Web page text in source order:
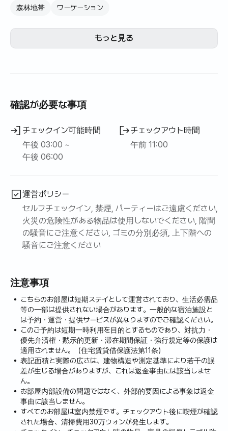
が素敵に見えます。
で、前後に建物がなく、海と漢拏山の眺望が可能です。
います。
い捨て品は提供しておりません）
200メートル近くに202番バス停があります。ハンリム邑
が近く、子供たちの学校、急いだ時は病院に行くのにもよ
愛月、ハンリムのホットプレイスが近いです。 （車両基
準 クァクジビーチ5分、ヒョンジェビーチ10分、金陵海水
浴場、春の日カフェ、GDカフェ - モンサンドアウォール、
ノルメンタコラーメンなどがある愛越韓談公園10分、ハン
リム港）徒歩旅行者にもぴったりです。
を紹介します
（インターネット無料、インターネットテレビ無料）
エアコンからエレベーター、ビデまで、すべての家具や設
備が全て完備されており、特に清掃に気をつけています。
近くの小学校。
最近防犯が重要になるにつれて、一戸建て住宅より安全
で、前後に建物がなく、海と漢拏山の眺望が可能です。
愛月、ハンリムのホットプレイスが近いです。 （車両基準
クァクジビーチ5分、協裁。金陵ビーチ10分、春の日GDカ
フェ - モンサンド愛月、ノルメンタコラーメンなどがある愛
月ハンダム公園10分、ハンリム港）徒歩旅行客にもぴった
り。ハンリム邑が近く、子供たちの学校、急いだ時は病院
森林地帯
ワーケーション
もっと見る
確認が必要な事項
チェックイン可能時間
午後 03:00 ~
午後 06:00
チェックアウト時間
午前 11:00
運営ポリシー
セルフチェックイン, 禁煙, パーティーはご遠慮ください,
火災の危険性がある物品は使用しないでください, 階間
の騒音にご注意ください, ゴミの分別必須, 上下階への
騒音にご注意ください
注意事項
こちらのお部屋は短期ステイとして運営されており、生活必需品
等の一部は提供されない場合があります。一般的な宿泊施設と
は予約・運営・提供サービスが異なりますのでご確認ください。
このご予約は短期一時利用を目的とするものであり、対抗力・
優先弁済権・黙示的更新・滞在期間保証・強行規定等の保護は
適用されません。（住宅賃貸借保護法第11条）
表記面積と実際の広さは、建物構造や測定基準により若干の誤
差が生じる場合がありますが、これは返金事由には該当しませ
ん。
お部屋内部設備の問題ではなく、外部的要因による事象は返金
事由に該当しません。
すべてのお部屋は室内禁煙です。チェックアウト後に喫煙が確認
された場合、清掃費用30万ウォンが発生します。